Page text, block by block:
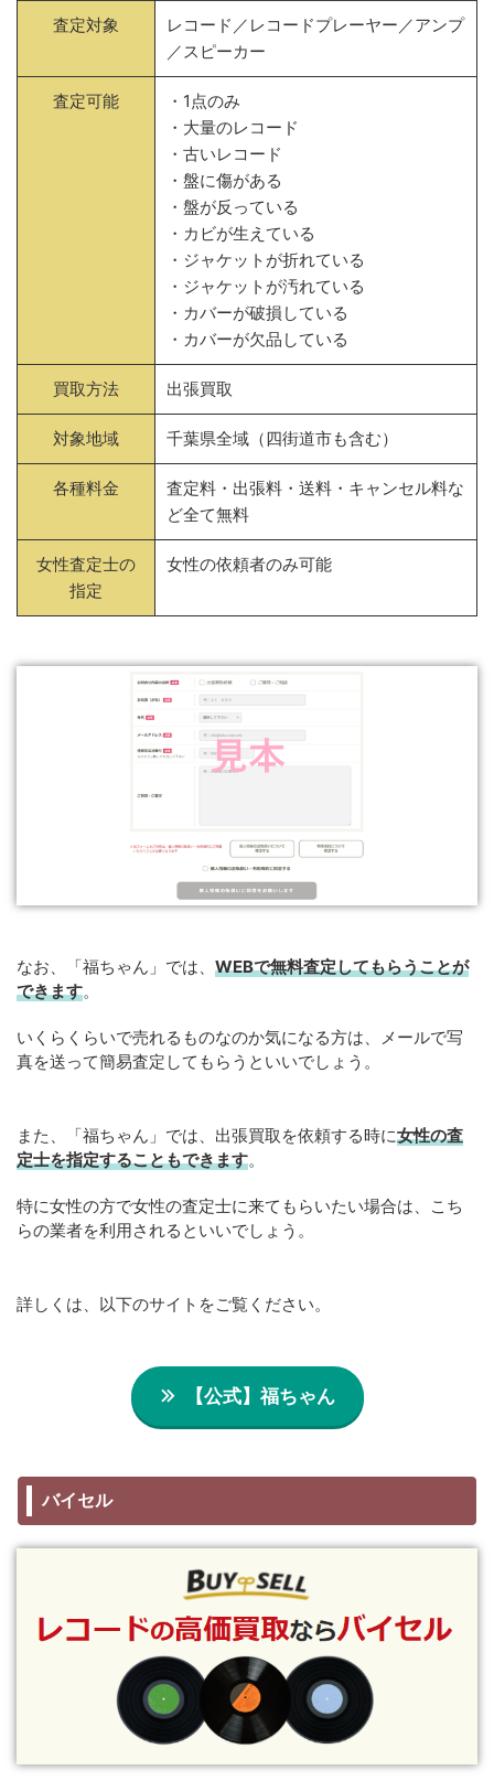
査定対象
レコード／レコードプレーヤー／アンプ
／スピーカー
査定可能
・1点のみ
・大量のレコード
・古いレコード
・盤に傷がある
・盤が反っている
・カビが生えている
・ジャケットが折れている
・ジャケットが汚れている
・カバーが破損している
・カバーが欠品している
買取方法 出張買取
対象地域 千葉県全域（四街道市も含む）
各種料金
査定料・出張料・送料・キャンセル料な
ど全て無料
女性査定士の
指定
女性の依頼者のみ可能
なお、「福ちゃん」では、 WEBで無料査定してもらうことが
できます。
いくらくらいで売れるものなのか気になる方は、メールで写
真を送って簡易査定してもらうといいでしょう。
また、「福ちゃん」では、出張買取を依頼する時に女性の査
定士を指定することもできます。
特に女性の方で女性の査定士に来てもらいたい場合は、こち
らの業者を利用されるといいでしょう。
詳しくは、以下のサイトをご覧ください。
【公式】福ちゃん
バイセル